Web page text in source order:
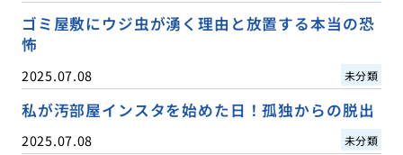
ゴミ屋敷にウジ虫が湧く理由と放置する本当の恐
怖
2025.07.08 未分類
私が汚部屋インスタを始めた日！孤独からの脱出
2025.07.08 未分類